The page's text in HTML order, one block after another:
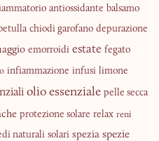
antiossidante balsamo
chiodi garofano depurazione
emorroidi estate fegato
infiammazione infusi limone
olio essenziale pelle secca
protezione solare relax reni
naturali solari spezia spezie